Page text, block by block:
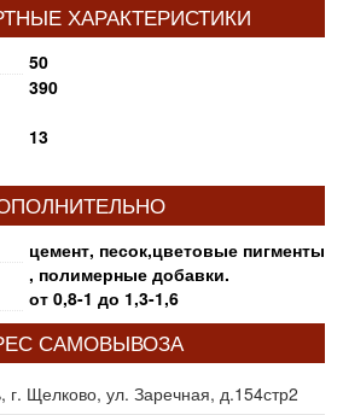
ХАРАКТЕРИСТИКИ
50
390
13
цемент, песок,цветовые пигменты
, полимерные добавки.
от 0,8-1 до 1,3-1,6
САМОВЫВОЗА
г. Щелково, ул. Заречная, д.154стр2